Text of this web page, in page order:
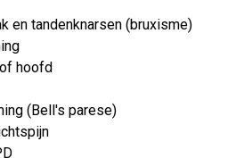
en tandenknarsen (bruxisme)
hoofd
(Bell's parese)